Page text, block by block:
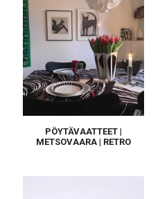
PÖYTÄVAATTEET |
METSOVAARA | RETRO